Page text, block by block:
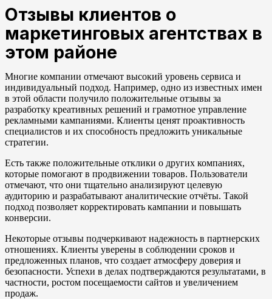
Отзывы клиентов о
маркетинговых агентствах в
этом районе
Многие компании отмечают высокий уровень сервиса и
индивидуальный подход. Например, одно из известных имен
в этой области получило положительные отзывы за
разработку креативных решений и грамотное управление
рекламными кампаниями. Клиенты ценят проактивность
специалистов и их способность предложить уникальные
стратегии.
Есть также положительные отклики о других компаниях,
которые помогают в продвижении товаров. Пользователи
отмечают, что они тщательно анализируют целевую
аудиторию и разрабатывают аналитические отчёты. Такой
подход позволяет корректировать кампании и повышать
конверсии.
Некоторые отзывы подчеркивают надежность в партнерских
отношениях. Клиенты уверены в соблюдении сроков и
предложенных планов, что создает атмосферу доверия и
безопасности. Успехи в делах подтверждаются результатами, в
частности, ростом посещаемости сайтов и увеличением
продаж.